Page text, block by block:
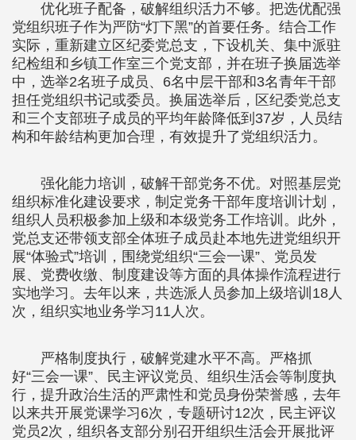
优化班子配备，破解组织活力不够。把选优配强
党组织班子作为严防“灯下黑”的首要任务。结合工作
实际，重新建立区纪委党总支，下设机关、集中派驻
纪检组和乡镇工作室三个党支部，并在班子换届选举
中，选举2名班子成员、6名中层干部和3名青年干部
担任党组织书记或委员。换届选举后，区纪委党总支
和三个支部班子成员的平均年龄降低到37岁，人员结
构和年龄结构更加合理，有效提升了党组织活力。
强化能力培训，破解干部党务不优。对照基层党
组织标准化建设要求，制定党务干部年度培训计划，
组织人员积极参加上级和本级党务工作培训。此外，
党总支还带领支部全体班子成员赴本地先进党组织开
展“体验式”培训，围绕党组织“三会一课”、党员发
展、党费收缴、制度建设等方面的具体操作流程进行
实地学习。去年以来，共选派人员参加上级培训18人
次，组织实地业务学习11人次。
严格制度执行，破解党建水平不高。严格抓
好“三会一课”、民主评议党员、组织生活会等制度执
行，提升政治生活的严肃性和党员身份荣誉感，去年
以来共开展党课学习6次，专题研讨12次，民主评议
党员2次，组织各支部分别召开组织生活会开展批评